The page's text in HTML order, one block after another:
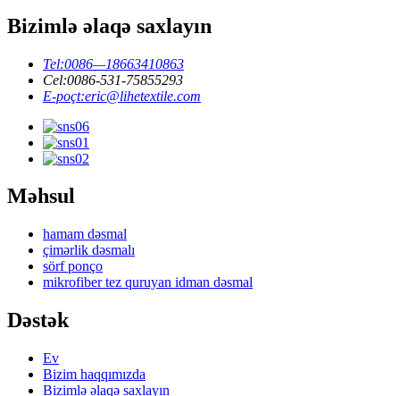
Bizimlə əlaqə saxlayın
Tel:0086—18663410863
Cel:0086-531-75855293
E-poçt:eric@lihetextile.com
Məhsul
hamam dəsmal
çimərlik dəsmalı
sörf ponço
mikrofiber tez quruyan idman dəsmal
Dəstək
Ev
Bizim haqqımızda
Bizimlə əlaqə saxlayın